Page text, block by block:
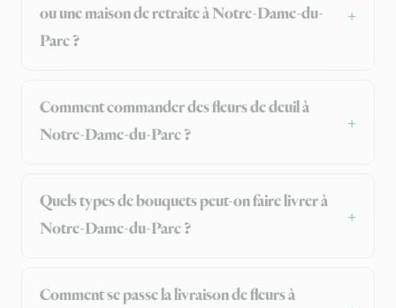
ou une maison de retraite à Notre-Dame-du-
Parc ?
Comment commander des fleurs de deuil à
Notre-Dame-du-Parc ?
Quels types de bouquets peut-on faire livrer à
Notre-Dame-du-Parc ?
Comment se passe la livraison de fleurs à